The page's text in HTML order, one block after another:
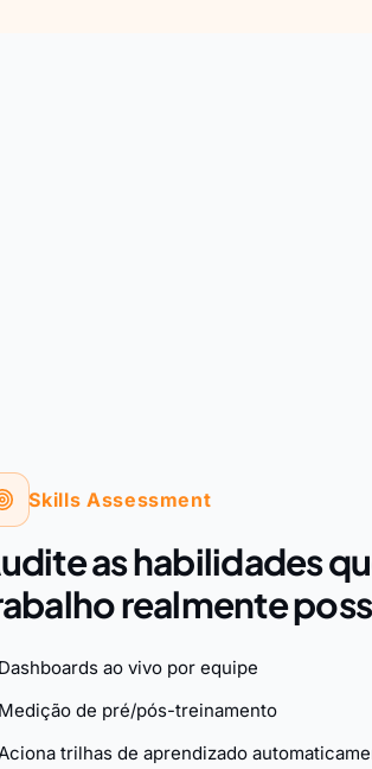
Skills Assessment
as habilidades
realmente
Dashboards ao vivo por equipe
Medição de pré/pós-treinamento
trilhas de aprendizado